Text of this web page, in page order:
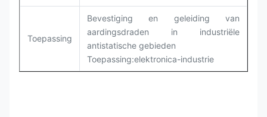
Toepassing
Bevestiging en geleiding van
aardingsdraden in industriële
antistatische gebieden
Toepassing:elektronica-industrie